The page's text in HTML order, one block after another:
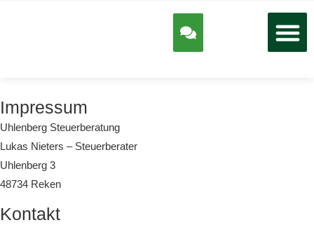
Impressum
Uhlenberg Steuerberatung
Lukas Nieters – Steuerberater
Uhlenberg 3
48734 Reken
Kontakt